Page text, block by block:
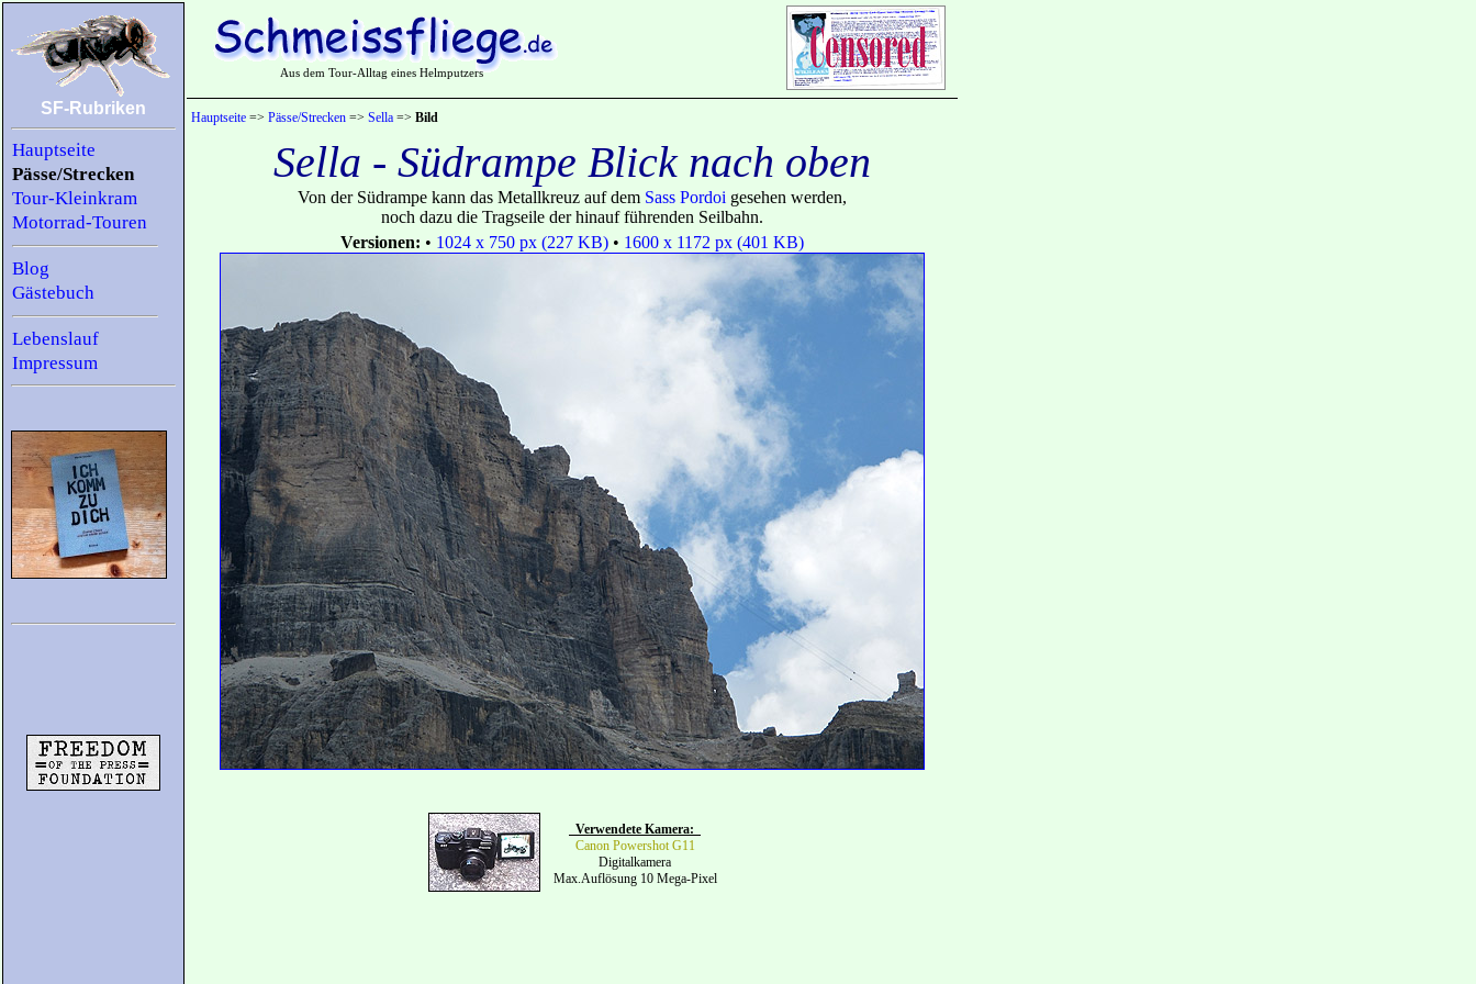
SF-Rubriken
Hauptseite
Pässe/Strecken
Tour-Kleinkram
Motorrad-Touren
Blog
Gästebuch
Lebenslauf
Impressum
Aus dem Tour-Alltag eines Helmputzers
Hauptseite => Pässe/Strecken => Sella => Bild
Sella - Südrampe Blick nach oben
Von der Südrampe kann das Metallkreuz auf dem Sass Pordoi gesehen werden,
noch dazu die Tragseile der hinauf führenden Seilbahn.
Versionen: • 1024 x 750 px (227 KB) • 1600 x 1172 px (401 KB)
Verwendete Kamera:
Canon Powershot G11
Digitalkamera
Max.Auflösung 10 Mega-Pixel